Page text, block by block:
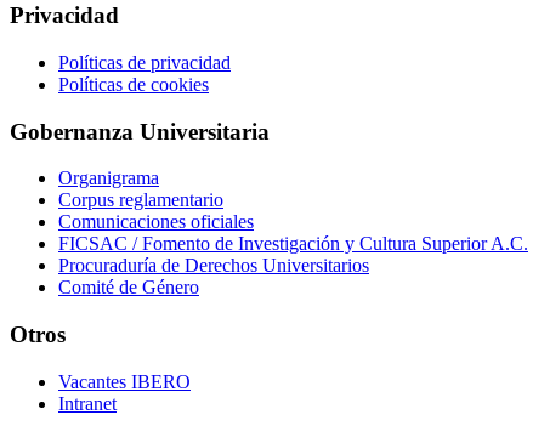
Privacidad
Políticas de privacidad
Políticas de cookies
Gobernanza Universitaria
Organigrama
Corpus reglamentario
Comunicaciones oficiales
FICSAC / Fomento de Investigación y Cultura Superior A.C.
Procuraduría de Derechos Universitarios
Comité de Género
Otros
Vacantes IBERO
Intranet